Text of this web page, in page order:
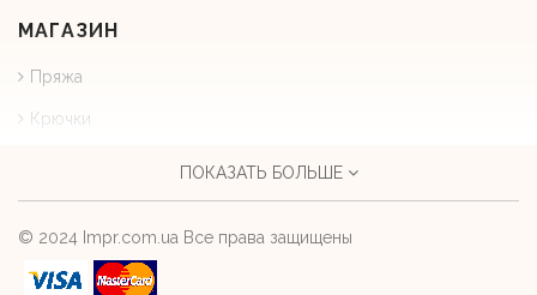
МАГАЗИН
Пряжа
Крючки
Фурнитура для вязаных изделий
Аксессуары для вязания
ПОКАЗАТЬ БОЛЬШЕ
© 2024 Impr.com.ua Все права защищены